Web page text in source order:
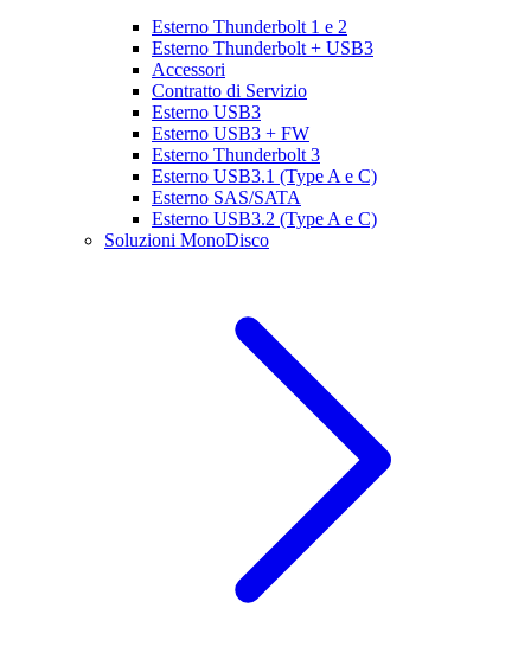
Esterno Thunderbolt 1 e 2
Esterno Thunderbolt + USB3
Accessori
Contratto di Servizio
Esterno USB3
Esterno USB3 + FW
Esterno Thunderbolt 3
Esterno USB3.1 (Type A e C)
Esterno SAS/SATA
Esterno USB3.2 (Type A e C)
Soluzioni MonoDisco